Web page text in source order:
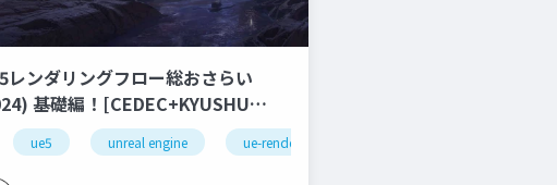
レンダリングフロー総おさらい
ue5 unreal engine ue-rendering